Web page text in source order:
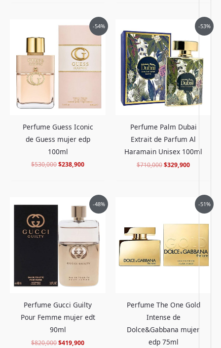
-54%
Perfume Guess Iconic
de Guess mujer edp
100ml
$530,000
era:
$530,000.
$238,900
precio
actual
es:
$238,900.
-53%
Perfume Palm Dubai
Extrait de Parfum Al
Haramain Unisex 100ml
$710,000
original
era:
$710,000.
$329,900
precio
actual
$329,900.
-48%
Perfume Gucci Guilty
Pour Femme mujer edt
90ml
$820,000
precio
original
era:
$820,000.
$419,900
precio
actual
es:
$419,900.
-51%
Perfume The One Gold
Intense de
Dolce&Gabbana mujer
edp 75ml
era:
precio
actual
es:
$325,900.